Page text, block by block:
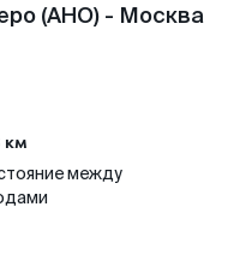
(AHO) - Москва
км
между